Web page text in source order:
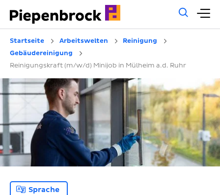
Startseite Arbeitswelten
Reinigung
Gebäudereinigung
Reinigungskraft (m/w/d) Minijob in Mülheim a.d. Ruhr
Sprache